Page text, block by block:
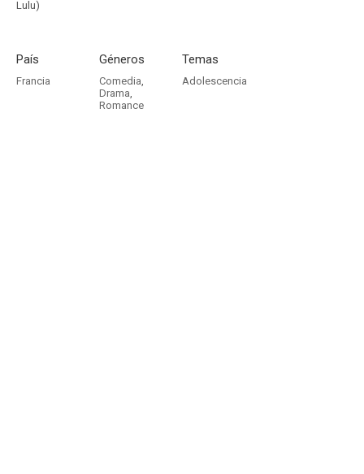
Lulu)
País
Francia
Géneros
Comedia,
Drama,
Romance
Temas
Adolescencia